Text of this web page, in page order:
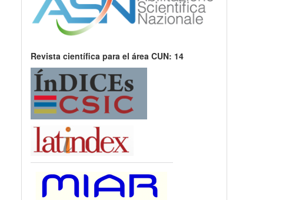
Revista científica para el área CUN: 14